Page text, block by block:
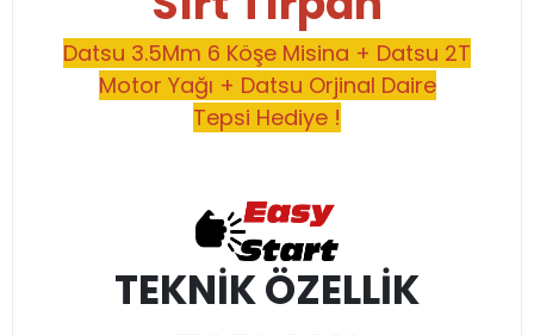
Datsu 3.5Mm 6 Köşe Misina + Datsu 2T
Motor Yağı + Datsu Orjinal Daire
Tepsi Hediye !
TEKNİK ÖZELLİK